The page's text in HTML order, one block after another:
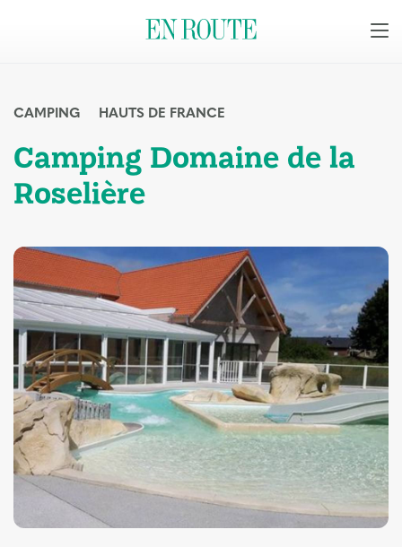
CAMPING HAUTS DE FRANCE
Camping Domaine de la
Roselière